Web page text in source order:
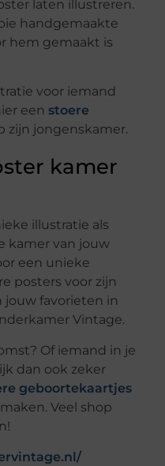
laten illustreren.
handgemaakte
hem gemaakt is
voor iemand
een stoere
zijn jongenskamer.
kamer
illustratie als
kamer van jouw
een unieke
posters voor zijn
jouw favorieten in
Vintage.
Of iemand in je
dan ook zeker
geboortekaartjes
Veel shop